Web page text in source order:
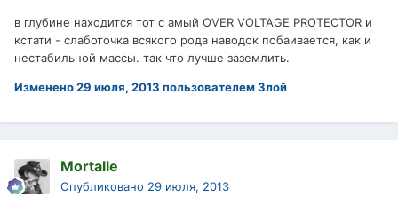
в глубине находится тот с амый OVER VOLTAGE PROTECTOR и
кстати - слаботочка всякого рода наводок побаивается, как и
нестабильной массы. так что лучше заземлить.
Изменено29 июля, 2013 пользователем Злой
Mortalle
Опубликовано 29 июля, 2013